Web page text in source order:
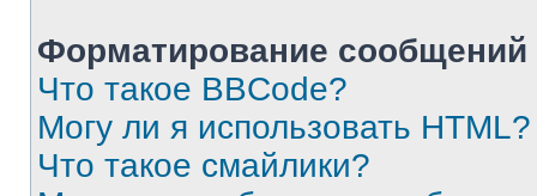
Форматирование
Что такое BBCode?
Могу ли я использовать HTML?
Что такое смайлики?